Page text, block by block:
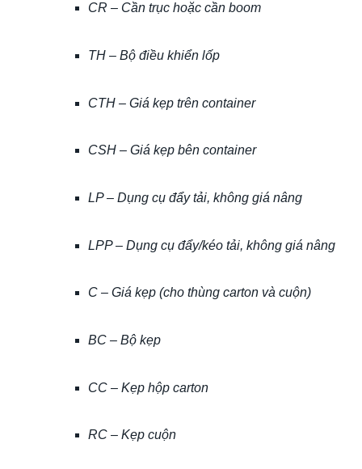
CR – Cần trục hoặc cần boom
TH – Bộ điều khiển lốp
CTH – Giá kẹp trên container
CSH – Giá kẹp bên container
LP – Dụng cụ đẩy tải, không giá nâng
LPP – Dụng cụ đẩy/kéo tải, không giá nâng
C – Giá kẹp (cho thùng carton và cuộn)
BC – Bộ kẹp
CC – Kẹp hộp carton
RC – Kẹp cuộn